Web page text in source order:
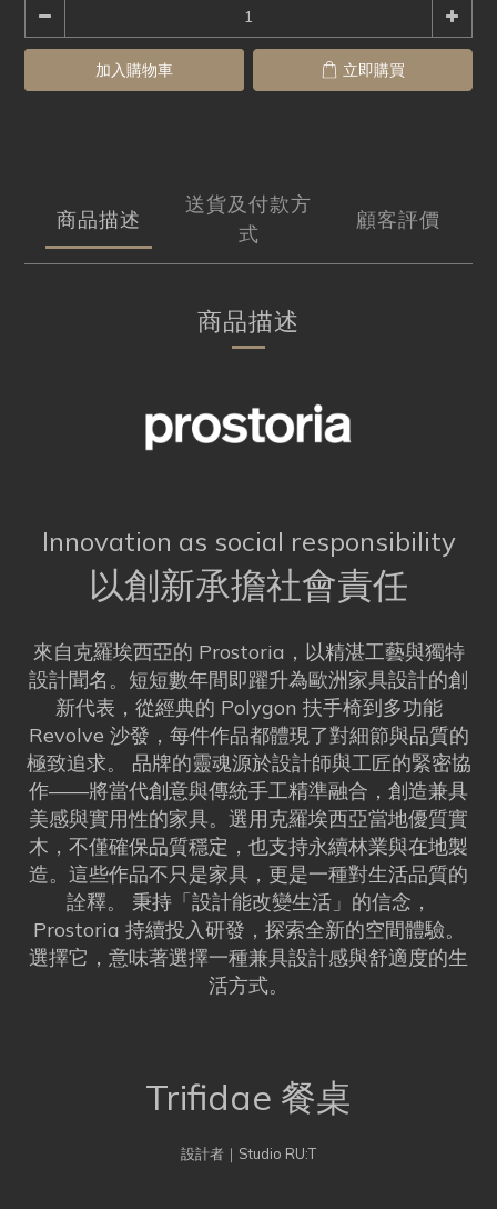
加入購物車 立即購買
商品描述
送貨及付款方
式
顧客評價
商品描述
Innovation as social responsibility
以創新承擔社會責任
來自克羅埃西亞的 Prostoria，以精湛工藝與獨特
設計聞名。短短數年間即躍升為歐洲家具設計的創
新代表，從經典的 Polygon 扶手椅到多功能
Revolve 沙發，每件作品都體現了對細節與品質的
極致追求。 品牌的靈魂源於設計師與工匠的緊密協
作——將當代創意與傳統手工精準融合，創造兼具
美感與實用性的家具。選用克羅埃西亞當地優質實
木，不僅確保品質穩定，也支持永續林業與在地製
造。這些作品不只是家具，更是一種對生活品質的
詮釋。 秉持「設計能改變生活」的信念，
Prostoria 持續投入研發，探索全新的空間體驗。
選擇它，意味著選擇一種兼具設計感與舒適度的生
活方式。
Trifidae 餐桌
設計者｜Studio RU:T